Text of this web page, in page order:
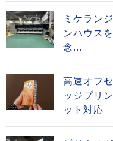
ミケラン
ンハウス
念...
高速オフ
ッジプリ
ット対応